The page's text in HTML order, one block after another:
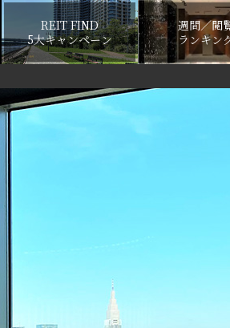
REIT FIND
5大キャンペーン
週間／閲
ランキン